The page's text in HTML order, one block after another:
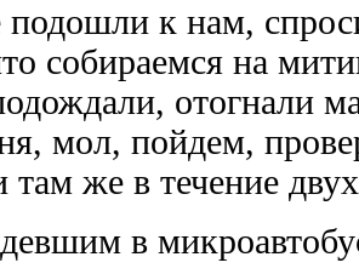
к нам,
собираемся на
отогнали
мол, пойдем,
там же в течение
в